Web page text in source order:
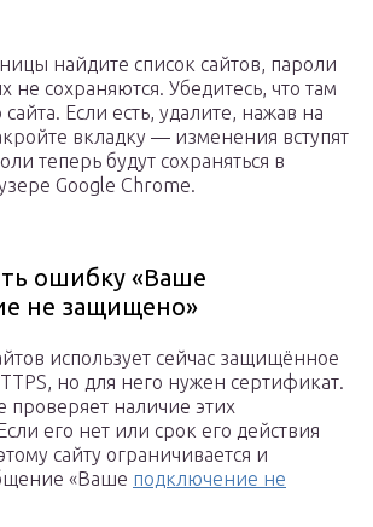
найдите список сайтов, пароли
не сохраняются. Убедитесь, что там
Если есть, удалите, нажав на
вкладку — изменения вступят
теперь будут сохраняться в
Google Chrome.
ошибку «Ваше
не защищено»
использует сейчас защищённое
но для него нужен сертификат.
проверяет наличие этих
его нет или срок его действия
сайту ограничивается и
«Ваше подключение не